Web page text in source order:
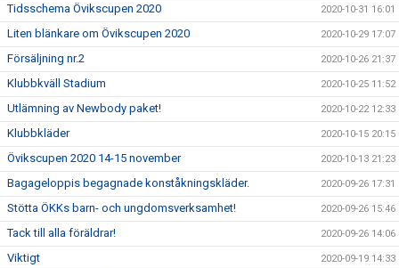
Tidsschema Övikscupen 2020 2020-10-31 16:01
Liten blänkare om Övikscupen 2020 2020-10-29 17:07
Försäljning nr.2 2020-10-26 21:37
Klubbkväll Stadium 2020-10-25 11:52
Utlämning av Newbody paket! 2020-10-22 12:33
Klubbkläder 2020-10-15 20:15
Övikscupen 2020 14-15 november 2020-10-13 21:23
Bagageloppis begagnade konståkningskläder. 2020-09-26 17:31
Stötta ÖKKs barn- och ungdomsverksamhet! 2020-09-26 15:46
Tack till alla föräldrar! 2020-09-26 14:06
Viktigt 2020-09-19 14:33